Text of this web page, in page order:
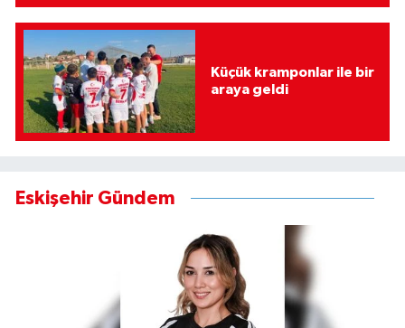
Küçük kramponlar ile bir
araya geldi
Eskişehir Gündem